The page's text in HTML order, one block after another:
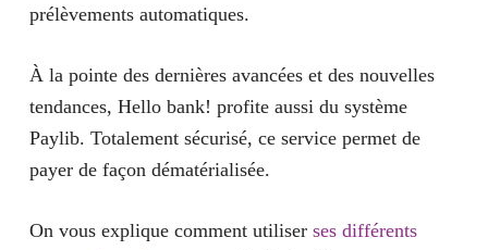
prélèvements automatiques.
À la pointe des dernières avancées et des nouvelles
tendances, Hello bank! profite aussi du système
Paylib. Totalement sécurisé, ce service permet de
payer de façon dématérialisée.
On vous explique comment utiliser ses différents